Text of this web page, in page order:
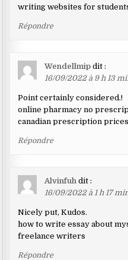
writing websites for
Répondre
Wendellmip dit :
16/09/2022 à 9 h 13
Point certainly considered.!
online pharmacy no
canadian prescription prices
Répondre
Alvinfuh dit :
16/09/2022 à 1 h 17
Nicely put, Kudos.
how to write essay about
freelance writers
Répondre